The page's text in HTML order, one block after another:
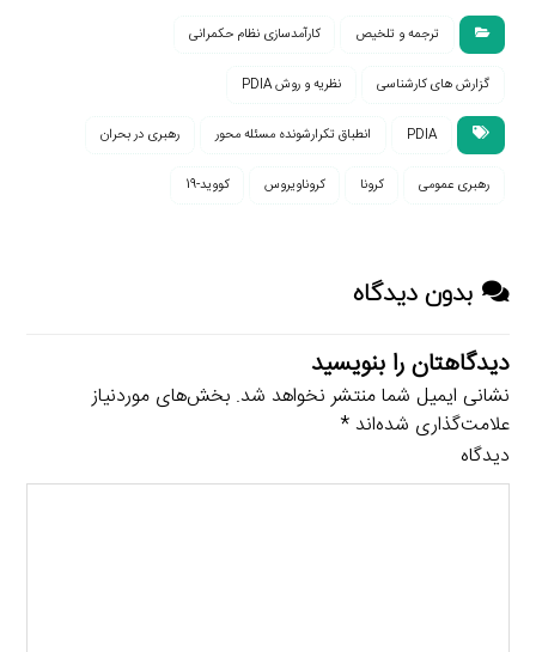
ترجمه و تلخیص کارآمدسازی نظام حکمرانی
گزارش های کارشناسی نظریه و روش PDIA
PDIA انطباق تکرارشونده مسئله محور رهبری در بحران
رهبری عمومی کرونا کروناویروس کووید-19
بدون دیدگاه
دیدگاهتان را بنویسید
نشانی ایمیل شما منتشر نخواهد شد. بخش‌های موردنیاز
علامت‌گذاری شده‌اند*
دیدگاه